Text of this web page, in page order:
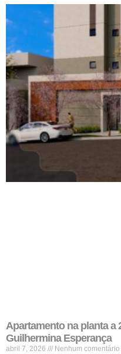
Apartamento na planta a
Guilhermina Esperança
abril 7, 2026 Nenhum comentário